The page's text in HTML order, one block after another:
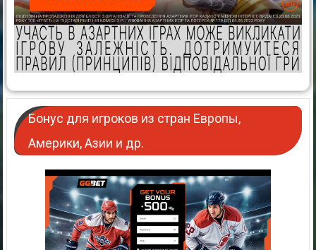
Бонус для игроков из стран Европы,
Америки, Азии и др.